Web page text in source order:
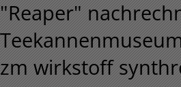
"Reaper"
zm wirkstoff